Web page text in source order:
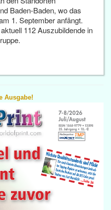
Baden-Baden, wo das
1. September anfängt.
112 Auszubildende in
Ausgabe!